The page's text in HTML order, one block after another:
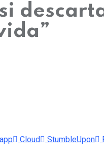
Cloud StumbleUpon